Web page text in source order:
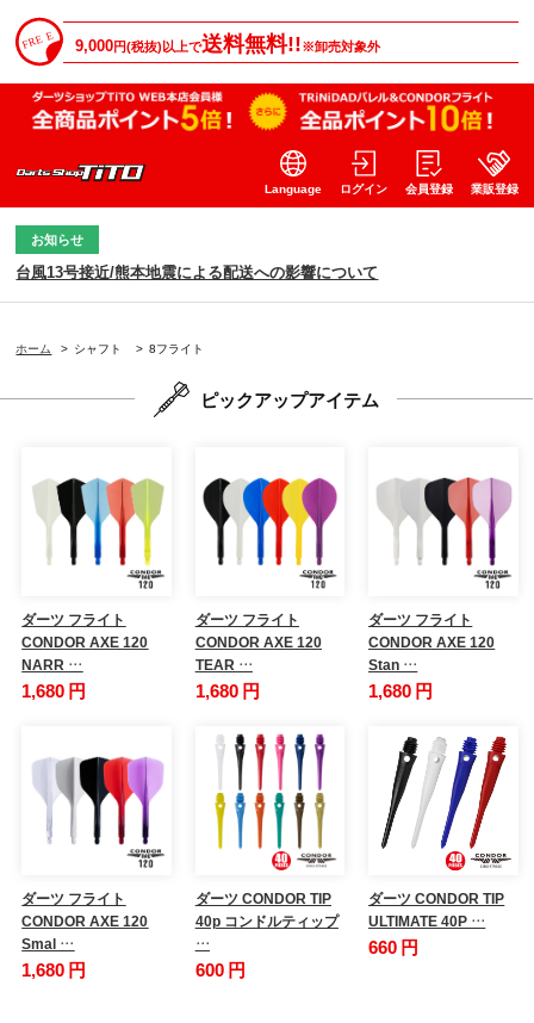
9,000円(税抜)以上で送料無料!!※卸売対象外
Language ログイン 会員登録 業販登録
お知らせ
台風13号接近/熊本地震による配送への影響について
ホーム > シャフト > 8フライト
ピックアップアイテム
ダーツ フライト
CONDOR AXE 120
NARR …
1,680 円
ダーツ フライト
CONDOR AXE 120
TEAR …
1,680 円
ダーツ フライト
CONDOR AXE 120
Stan …
1,680 円
ダーツ フライト
CONDOR AXE 120
Smal …
1,680 円
ダーツ CONDOR TIP
40p コンドルティップ
…
600 円
ダーツ CONDOR TIP
ULTIMATE 40P …
660 円